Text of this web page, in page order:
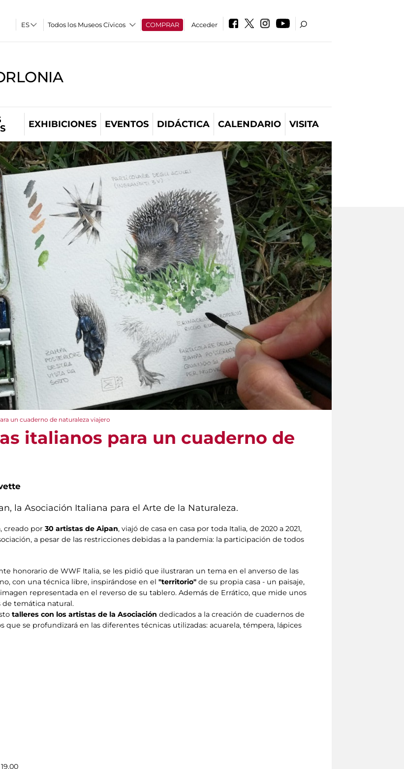
Todos los Museos Cívicos COMPRAR Acceder
EXHIBICIONES EVENTOS DIDÁCTICA CALENDARIO VISITA
un cuaderno de naturaleza viajero
italianos para un cuaderno de
la Asociación Italiana para el Arte de la Naturaleza.
creado por 30 artistas de Aipan, viajó de casa en casa por toda Italia, de 2020 a 2021,
a pesar de las restricciones debidas a la pandemia: la participación de todos
honorario de WWF Italia, se les pidió que ilustraran un tema en el anverso de las
con una técnica libre, inspirándose en el "territorio" de su propia casa - un paisaje,
representada en el reverso de su tablero. Además de Errático, que mide unos
de temática natural.
talleres con los artistas de la Asociación dedicados a la creación de cuadernos de
que se profundizará en las diferentes técnicas utilizadas: acuarela, témpera, lápices